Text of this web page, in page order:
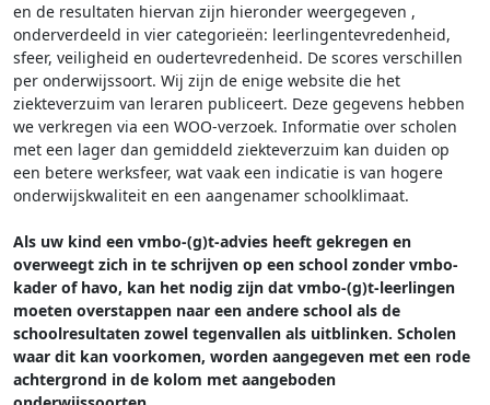
en de resultaten hiervan zijn hieronder weergegeven ,
onderverdeeld in vier categorieën: leerlingentevredenheid,
sfeer, veiligheid en oudertevredenheid. De scores verschillen
per onderwijssoort. Wij zijn de enige website die het
ziekteverzuim van leraren publiceert. Deze gegevens hebben
we verkregen via een WOO-verzoek. Informatie over scholen
met een lager dan gemiddeld ziekteverzuim kan duiden op
een betere werksfeer, wat vaak een indicatie is van hogere
onderwijskwaliteit en een aangenamer schoolklimaat.
Als uw kind een vmbo-(g)t-advies heeft gekregen en
overweegt zich in te schrijven op een school zonder vmbo-
kader of havo, kan het nodig zijn dat vmbo-(g)t-leerlingen
moeten overstappen naar een andere school als de
schoolresultaten zowel tegenvallen als uitblinken. Scholen
waar dit kan voorkomen, worden aangegeven met een rode
achtergrond in de kolom met aangeboden